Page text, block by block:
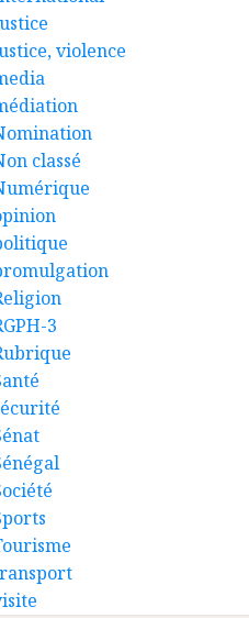
violence
classé
3